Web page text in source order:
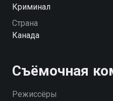
герой непроизвольно
прошлым.
Посмотреть онлайн 2
качестве на hophop.tv
Криминал
Страна
Канада
Съёмочная
Режиссёры